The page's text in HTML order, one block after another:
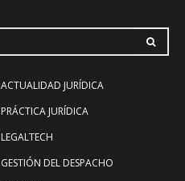
ACTUALIDAD JURÍDICA
PRÁCTICA JURÍDICA
LEGALTECH
GESTIÓN DEL DESPACHO